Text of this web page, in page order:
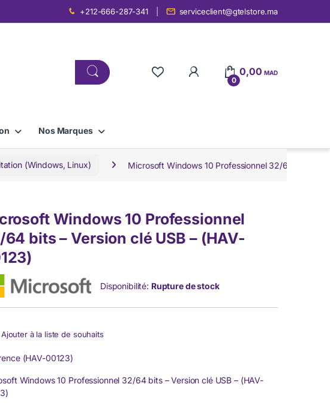
+212-666-287-341 serviceclient@gtelstore.ma
0
0,00MAD
Nos Marques
(Windows, Linux) Microsoft Windows 10 Professionnel 32/64 bits –
Windows 10 Professionnel
bits – Version clé USB – (HAV-
Disponibilité: Rupture de stock
Ajouter à la liste de souhaits
(HAV-00123)
Windows 10 Professionnel 32/64 bits – Version clé USB – (HAV-